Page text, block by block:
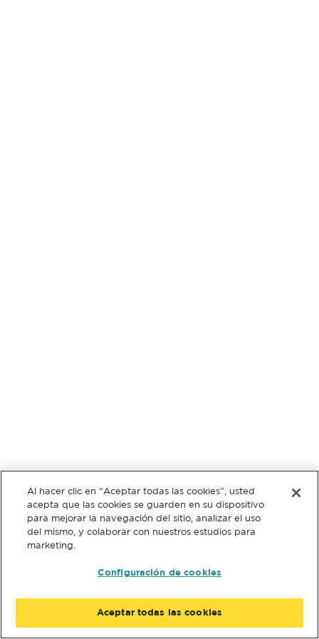
Al hacer clic en “Aceptar todas las cookies”, usted
acepta que las cookies se guarden en su dispositivo
para mejorar la navegación del sitio, analizar el uso
del mismo, y colaborar con nuestros estudios para
marketing.
Configuración de cookies
Aceptar todas las cookies